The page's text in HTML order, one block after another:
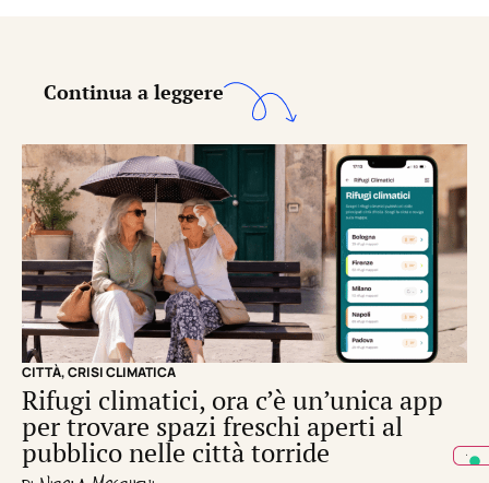
Continua a leggere
CITTÀ,CRISI CLIMATICA
Rifugi climatici, ora c’è un’unica app
per trovare spazi freschi aperti al
pubblico nelle città torride di